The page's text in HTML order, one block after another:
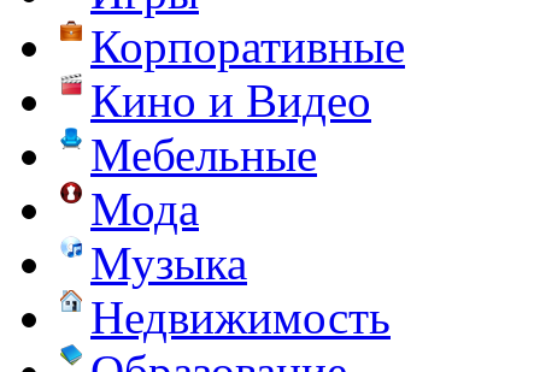
Корпоративные
Кино и Видео
Мебельные
Мода
Музыка
Недвижимость